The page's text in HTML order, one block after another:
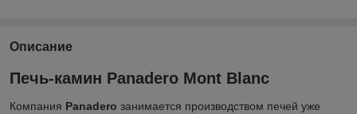
Описание
Печь-камин Panadero Mont Blanc
Компания Panadero занимается производством печей уже